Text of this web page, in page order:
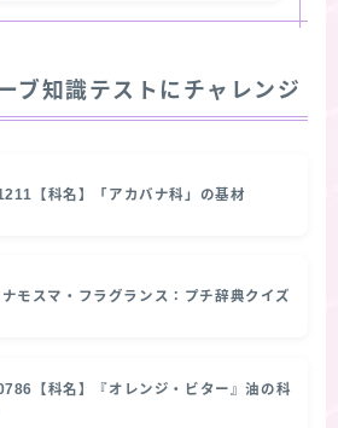
ブ知識テストにチャレンジ
【科名】「アカバナ科」の基材
ナモスマ・フラグランス：プチ辞典クイズ
【科名】『オレンジ・ビター』油の科